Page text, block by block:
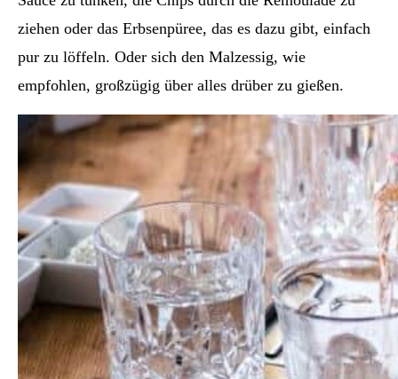
ziehen oder das Erbsenpüree, das es dazu gibt, einfach
pur zu löffeln. Oder sich den Malzessig, wie
empfohlen, großzügig über alles drüber zu gießen.